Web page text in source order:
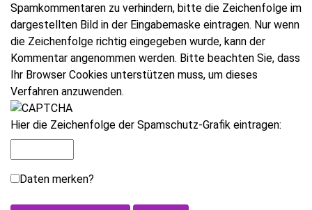
Spamkommentaren zu verhindern, bitte die Zeichenfolge im
dargestellten Bild in der Eingabemaske eintragen. Nur wenn
die Zeichenfolge richtig eingegeben wurde, kann der
Kommentar angenommen werden. Bitte beachten Sie, dass
Ihr Browser Cookies unterstützen muss, um dieses
Verfahren anzuwenden.
Hier die Zeichenfolge der Spamschutz-Grafik eintragen:
Daten merken?